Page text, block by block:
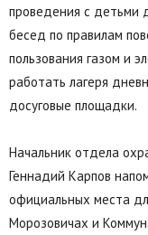
проведения с детьми
бесед по правилам
пользования газом и
работать лагеря
досуговые площадки.
Начальник отдела
Геннадий Карпов
официальных места
Морозовичах и